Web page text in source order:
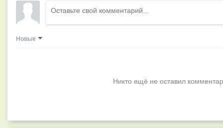
Новые
Никто ещё не оставил